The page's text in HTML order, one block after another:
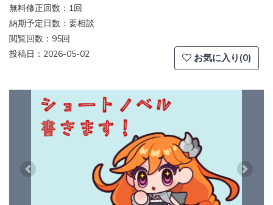
無料修正回数：1回
納期予定日数：要相談
閲覧回数：95回
投稿日：2026-05-02
お気に入り(0)
Previous Next